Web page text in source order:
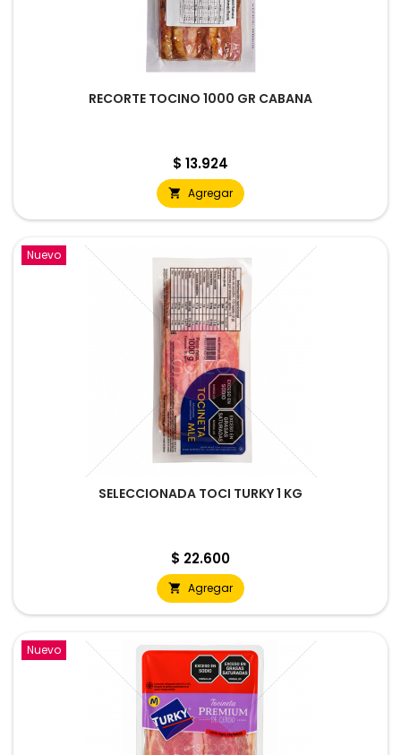
RECORTE TOCINO 1000 GR CABANA
Precio
$ 13.924
 Agregar
Nuevo
SELECCIONADA TOCI TURKY 1 KG
Precio
$ 22.600
 Agregar
Nuevo